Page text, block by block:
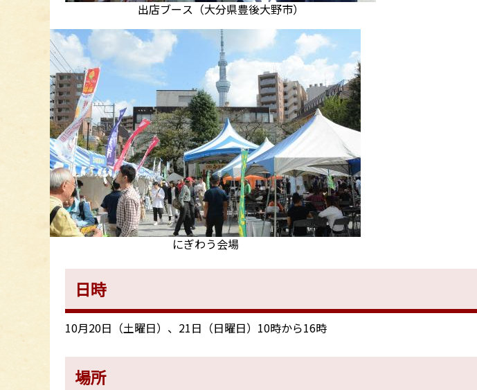
出店ブース（大分県豊後大野市）
にぎわう会場
日時
10月20日（土曜日）、21日（日曜日）10時から16時
場所